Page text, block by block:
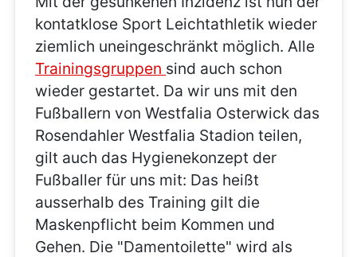
kontatklose Sport Leichtathletik wieder
ziemlich uneingeschränkt möglich. Alle
Trainingsgruppen sind auch schon
wieder gestartet. Da wir uns mit den
Fußballern von Westfalia Osterwick das
Rosendahler Westfalia Stadion teilen,
gilt auch das Hygienekonzept der
Fußballer für uns mit: Das heißt
ausserhalb des Training gilt die
Maskenpflicht beim Kommen und
Gehen. Die "Damentoilette" wird als